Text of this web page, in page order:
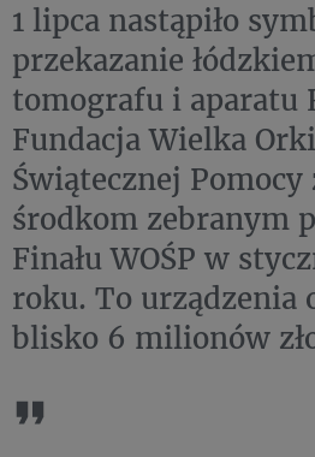
1 lipca nastąpiło
przekazanie
tomografu i aparatu
Fundacja Wielka
Świątecznej
środkom zebranym
Finału WOŚP w
roku. To urządzenia
blisko 6 milionów